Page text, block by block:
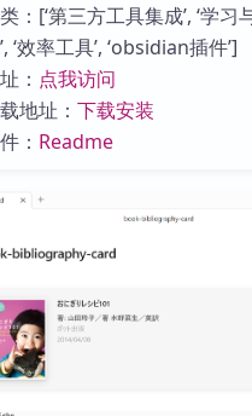
：[‘第三方工具集成’, ‘学习
‘效率工具’, ‘obsidian插件’]
： 点我访问
地址： 下载安装
： Readme